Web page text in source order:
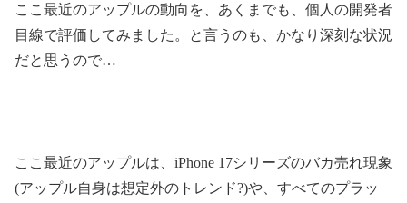
ここ最近のアップルの動向を、あくまでも、個人の開発者
目線で評価してみました。と言うのも、かなり深刻な状況
だと思うので…
ここ最近のアップルは、iPhone 17シリーズのバカ売れ現象
(アップル自身は想定外のトレンド?)や、すべてのプラッ